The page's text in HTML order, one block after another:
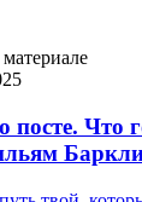
посте. Что